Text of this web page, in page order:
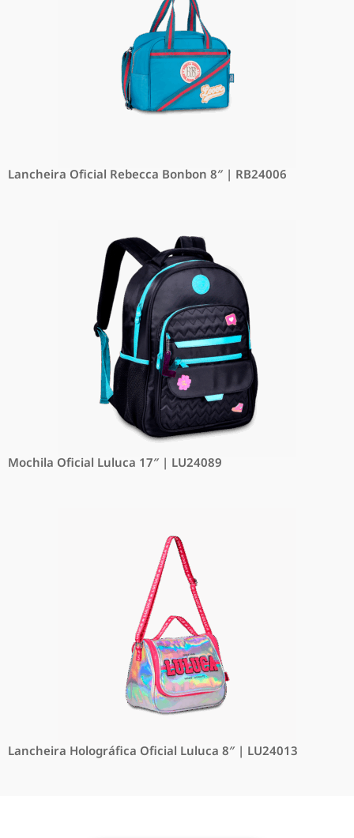
Lancheira Oficial Rebecca Bonbon 8″ | RB24006
Mochila Oficial Luluca 17″ | LU24089
Lancheira Holográfica Oficial Luluca 8″ | LU24013